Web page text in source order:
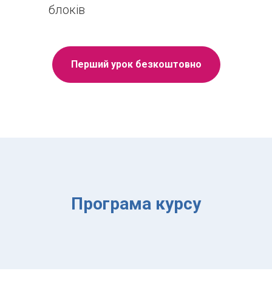
блоків
Перший урок безкоштовно
Програма курсу